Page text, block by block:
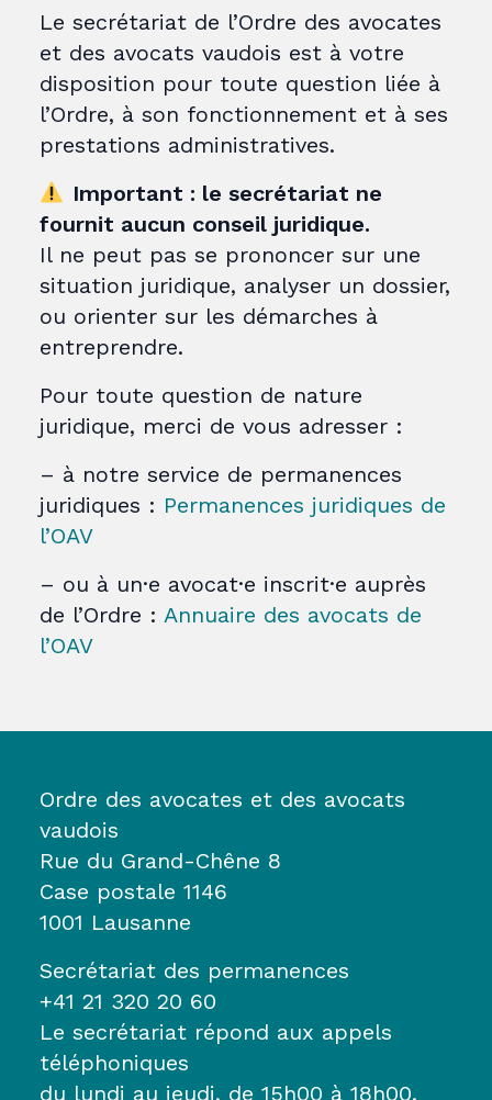
Le secrétariat de l’Ordre des avocates
et des avocats vaudois est à votre
disposition pour toute question liée à
l’Ordre, à son fonctionnement et à ses
prestations administratives.
Important : le secrétariat ne
fournit aucun conseil juridique.
Il ne peut pas se prononcer sur une
situation juridique, analyser un dossier,
ou orienter sur les démarches à
entreprendre.
Pour toute question de nature
juridique, merci de vous adresser :
– à notre service de permanences
juridiques : Permanences juridiques de
l’OAV
– ou à un·e avocat·e inscrit·e auprès
de l’Ordre : Annuaire des avocats de
l’OAV
Ordre des avocates et des avocats
vaudois
Rue du Grand-Chêne 8
Case postale 1146
1001 Lausanne
Secrétariat des permanences
+41 21 320 20 60
Le secrétariat répond aux appels
téléphoniques
du lundi au jeudi, de 15h00 à 18h00.